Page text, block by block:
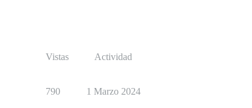
Vistas Actividad
790 1 Marzo 2024